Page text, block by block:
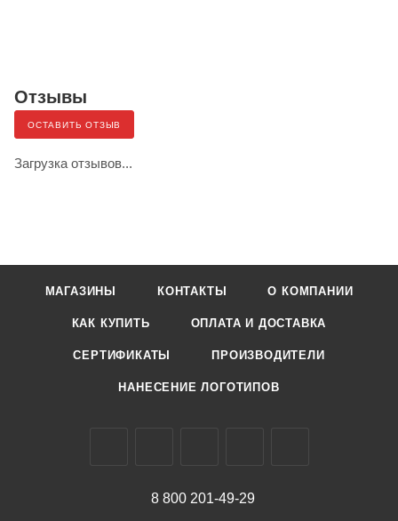
Отзывы
ОСТАВИТЬ ОТЗЫВ
Загрузка отзывов...
МАГАЗИНЫ КОНТАКТЫ О КОМПАНИИ
КАК КУПИТЬ ОПЛАТА И ДОСТАВКА
СЕРТИФИКАТЫ ПРОИЗВОДИТЕЛИ
НАНЕСЕНИЕ ЛОГОТИПОВ
8 800 201-49-29